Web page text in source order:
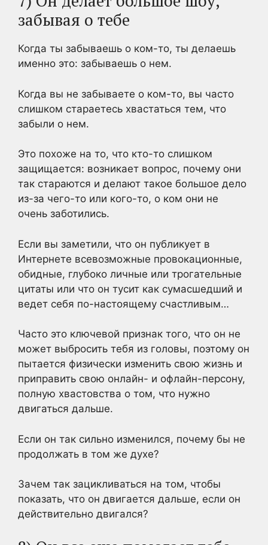
забывая о тебе
Когда ты забываешь о ком-то, ты делаешь
именно это: забываешь о нем.
Когда вы не забываете о ком-то, вы часто
слишком стараетесь хвастаться тем, что
забыли о нем.
Это похоже на то, что кто-то слишком
защищается: возникает вопрос, почему они
так стараются и делают такое большое дело
из-за чего-то или кого-то, о ком они не
очень заботились.
Если вы заметили, что он публикует в
Интернете всевозможные провокационные,
обидные, глубоко личные или трогательные
цитаты или что он тусит как сумасшедший и
ведет себя по-настоящему счастливым…
Часто это ключевой признак того, что он не
может выбросить тебя из головы, поэтому он
пытается физически изменить свою жизнь и
приправить свою онлайн- и офлайн-персону,
полную хвастовства о том, что нужно
двигаться дальше.
Если он так сильно изменился, почему бы не
продолжать в том же духе?
Зачем так зацикливаться на том, чтобы
показать, что он двигается дальше, если он
действительно двигался?